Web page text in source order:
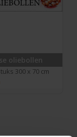
oliebollen
300 x 70 cm